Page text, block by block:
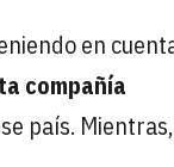
en
compañía
país. Mientras,